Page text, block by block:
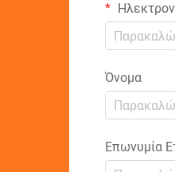
Όνομα
Επωνυμία